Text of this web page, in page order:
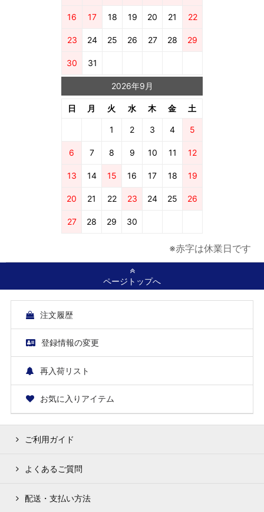
16 17 18 19 20 21 22
23 24 25 26 27 28 29
30 31
2026年9月
日 月 火 水 木 金 土
1 2 3 4 5
6 7 8 9 10 11 12
13 14 15 16 17 18 19
20 21 22 23 24 25 26
27 28 29 30
※赤字は休業日です
ページトップへ
注文履歴
登録情報の変更
再入荷リスト
お気に入りアイテム
ご利用ガイド
よくあるご質問
配送・支払い方法